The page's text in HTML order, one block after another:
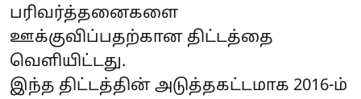
பரிவர்த்தனைகளை
ஊக்குவிப்பதற்கான திட்டத்தை
வெளியிட்டது.
இந்த திட்டத்தின் அடுத்தகட்டமாக 2016-ம்